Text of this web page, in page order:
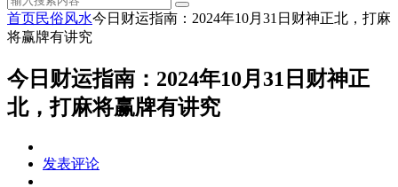
首页民俗风水今日财运指南：2024年10月31日财神正北，打麻
将赢牌有讲究
今日财运指南：2024年10月31日财神正
北，打麻将赢牌有讲究
发表评论